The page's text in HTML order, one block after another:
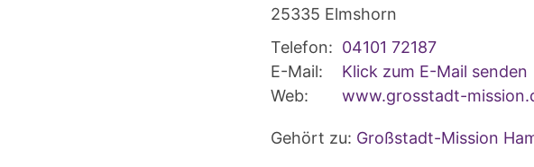
25335 Elmshorn
Telefon: 04101 72187
E-Mail:
Klick zum E-Mail senden
Web:
www.grosstadt-
Gehört zu: Großstadt-Mission